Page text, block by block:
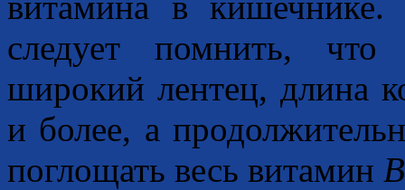
следует помнить,
широкий лентец, длина
и более, а
поглощать весь витамин B